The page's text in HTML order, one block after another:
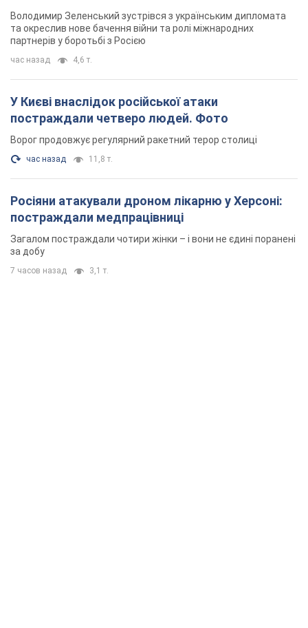
Володимир Зеленський зустрівся з українським дипломата
та окреслив нове бачення війни та ролі міжнародних
партнерів у боротьбі з Росією
час назад 4,6 т.
У Києві внаслідок російської атаки
постраждали четверо людей. Фото
Ворог продовжує регулярний ракетний терор столиці
час назад 11,8 т.
Росіяни атакували дроном лікарню у Херсоні:
постраждали медпрацівниці
Загалом постраждали чотири жінки – і вони не єдині поранені
за добу
7 часов назад 3,1 т.